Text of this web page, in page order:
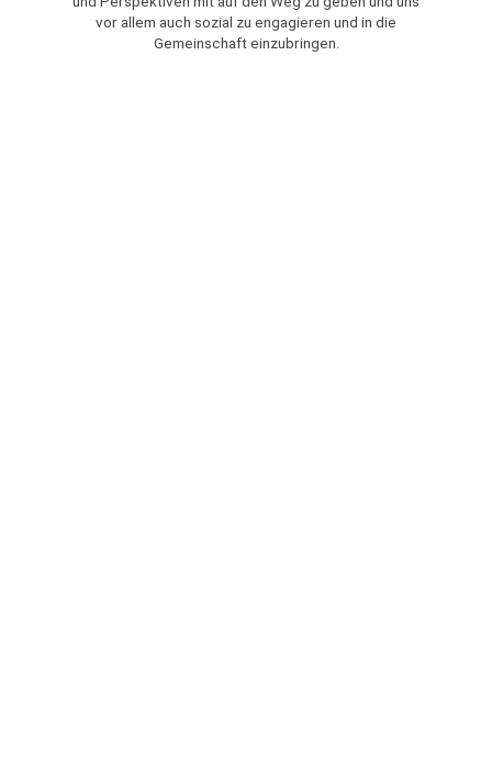
vor allem auch sozial zu engagieren und in die
Gemeinschaft einzubringen.